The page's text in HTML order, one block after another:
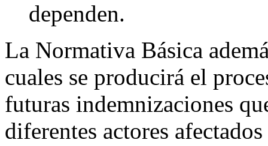
dependen.
La Normativa Básica
cuales se producirá el
futuras indemnizaciones
diferentes actores